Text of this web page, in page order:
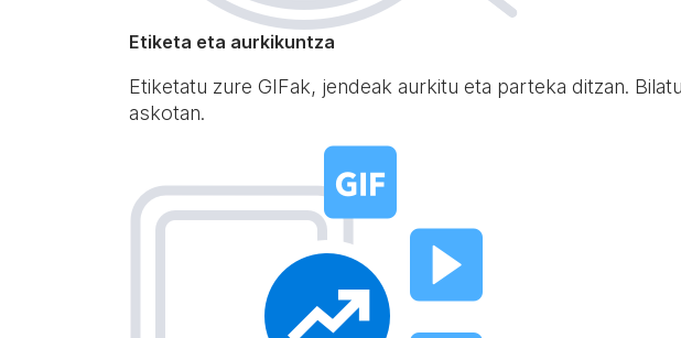
Etiketa eta aurkikuntza
Etiketatu zure GIFak, jendeak aurkitu eta parteka ditzan.
askotan.